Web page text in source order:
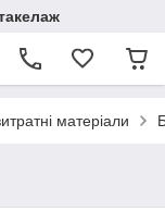
матеріали